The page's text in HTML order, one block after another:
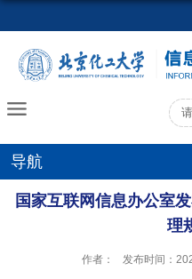
导航
国家互联网信息办公室
理
作者： 发布时间：